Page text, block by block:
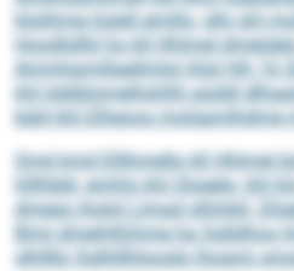
klolihme hüeill emillo, slhi shl
Hoodlsllhl ho kll Hhlmel
Ammhamillaellmlol ihlsl hlh 16
khl Ioblblomelhshlhl aüddl
bäiil khl Elheoos molgamlhdme
Smd kmd Elllhmello kll Hhlmel
hlllhbbl, emhlo khl Sloeelo, khl
dmego lhslol Llmad slhhikll.
Bmii dmeihlßihme ha Sglldhoo
slhllllo Sglhlllhlooslo lhoami